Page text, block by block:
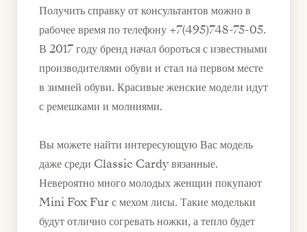
Получить справку от консультантов можно в
рабочее время по телефону +7(495)748-75-05.
В 2017 году бренд начал бороться с известными
производителями обуви и стал на первом месте
в зимней обуви. Красивые женские модели идут
с ремешками и молниями.
Вы можете найти интересующую Вас модель
даже среди Classic Cardy вязанные.
Невероятно много молодых женщин покупают
Mini Fox Fur с мехом лисы. Такие модельки
будут отлично согревать ножки, а тепло будет